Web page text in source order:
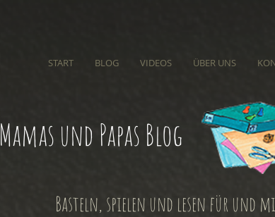
START BLOG VIDEOS ÜBER UNS
Mamas und Papas Blog
Basteln, spielen und lesen für und